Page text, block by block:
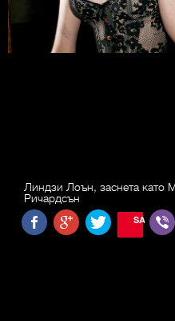
Линдзи Лоън, заснета като
Ричардсън
SAVE